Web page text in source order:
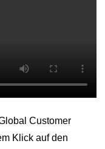
Customer
Klick auf den